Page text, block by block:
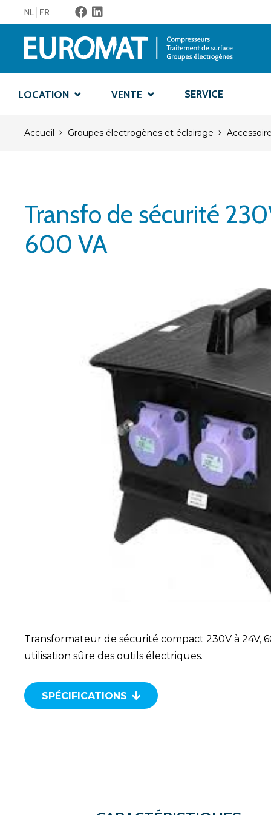
NL FR
LOCATION VENTE SERVICE
Accueil Groupes électrogènes et éclairage
Transfo de sécurité
600 VA
Transformateur de sécurité compact 230V à 24V,
utilisation sûre des outils électriques.
SPÉCIFICATIONS